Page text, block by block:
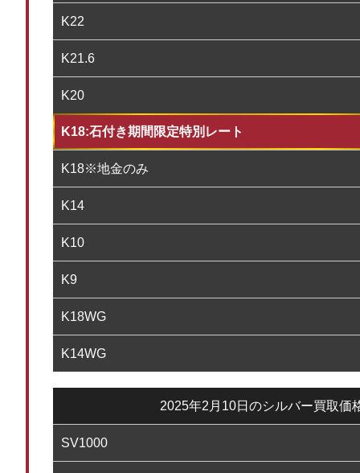
K22
K21.6
K20
K18:石付き期間限定特別レート
K18※地金のみ
K14
K10
K9
K18WG
K14WG
2025年2月10日のシルバー買取価
SV1000